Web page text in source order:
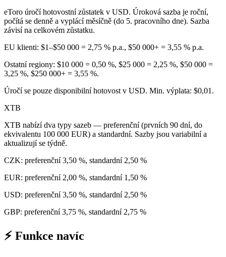
eToro úročí hotovostní zůstatek v USD. Úroková sazba je roční,
počítá se denně a vyplácí měsíčně (do 5. pracovního dne). Sazba
závisí na celkovém zůstatku.
EU klienti: $1–$50 000 = 2,75 % p.a., $50 000+ = 3,55 % p.a.
Ostatní regiony: $10 000 = 0,50 %, $25 000 = 2,25 %, $50 000 =
3,25 %, $250 000+ = 3,55 %.
Úročí se pouze disponibilní hotovost v USD. Min. výplata: $0,01.
XTB
XTB nabízí dva typy sazeb — preferenční (prvních 90 dní, do
ekvivalentu 100 000 EUR) a standardní. Sazby jsou variabilní a
aktualizují se týdně.
CZK: preferenční 3,50 %, standardní 2,50 %
EUR: preferenční 2,00 %, standardní 1,50 %
USD: preferenční 3,50 %, standardní 2,50 %
GBP: preferenční 3,75 %, standardní 2,75 %
⚡ Funkce navíc